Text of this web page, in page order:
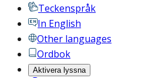
Teckenspråk
In English
Other languages
Ordbok
Aktivera lyssna